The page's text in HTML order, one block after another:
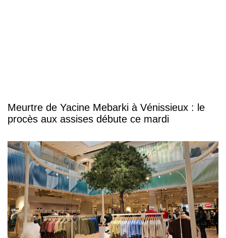
Meurtre de Yacine Mebarki à Vénissieux : le
procès aux assises débute ce mardi